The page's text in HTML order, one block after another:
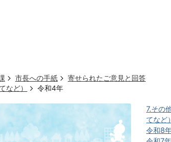
市長への手紙
寄せられたご意見と回答
など）
令和4年
7.その
てなど）
令和8